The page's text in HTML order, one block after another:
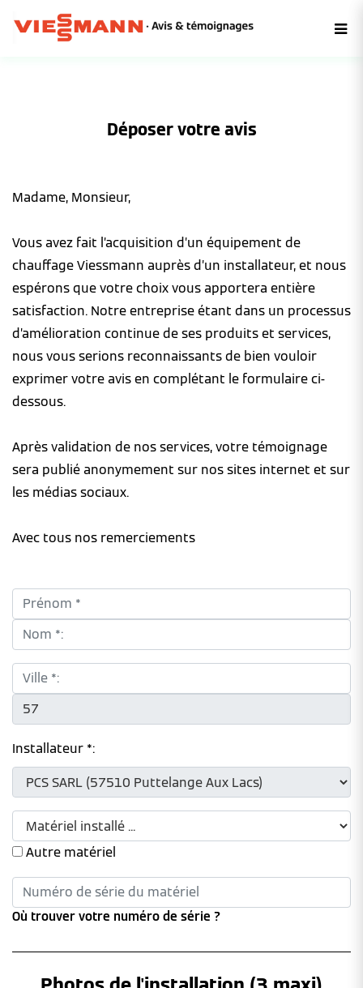
Déposer votre avis
Madame, Monsieur,
Vous avez fait l’acquisition d’un équipement de
chauffage Viessmann auprès d’un installateur, et nous
espérons que votre choix vous apportera entière
satisfaction. Notre entreprise étant dans un processus
d’amélioration continue de ses produits et services,
nous vous serions reconnaissants de bien vouloir
exprimer votre avis en complétant le formulaire ci-
dessous.
Après validation de nos services, votre témoignage
sera publié anonymement sur nos sites internet et sur
les médias sociaux.
Avec tous nos remerciements
Prénom *:
Nom *:
Ville *:
CP *:
Installateur *:
Autre matériel
Où trouver votre numéro de série ?